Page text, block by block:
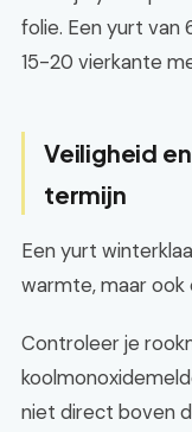
folie. Een yurt
15-20 vierkante
Veiligheid
termijn
Een yurt
warmte, maar ook
Controleer je
niet direct boven